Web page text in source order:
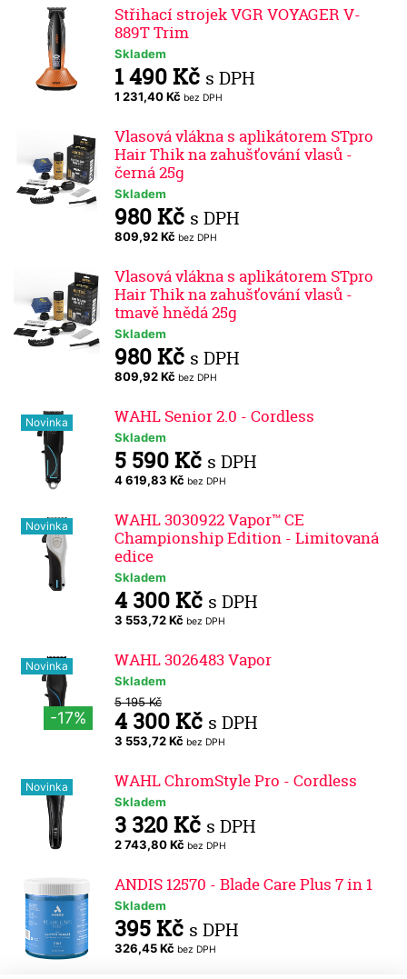
Střihací strojek VGR VOYAGER V-
889T Trim
Skladem
1 490 Kč s DPH
1 231,40 Kč bez DPH
Vlasová vlákna s aplikátorem STpro
Hair Thik na zahušťování vlasů -
černá 25g
Skladem
980 Kč s DPH
809,92 Kč bez DPH
Vlasová vlákna s aplikátorem STpro
Hair Thik na zahušťování vlasů -
tmavě hnědá 25g
Skladem
980 Kč s DPH
809,92 Kč bez DPH
Novinka WAHL Senior 2.0 - Cordless
Skladem
5 590 Kč s DPH
4 619,83 Kč bez DPH
Novinka
WAHL 3030922 Vapor™ CE
Championship Edition - Limitovaná
edice
Skladem
4 300 Kč s DPH
3 553,72 Kč bez DPH
Novinka
-17%
WAHL 3026483 Vapor
Skladem
5 195 Kč
4 300 Kč s DPH
3 553,72 Kč bez DPH
Novinka WAHL ChromStyle Pro - Cordless
Skladem
3 320 Kč s DPH
2 743,80 Kč bez DPH
ANDIS 12570 - Blade Care Plus 7 in 1
Skladem
395 Kč s DPH
326,45 Kč bez DPH